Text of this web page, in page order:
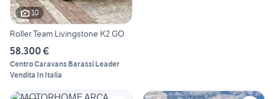
10
Roller Team Livingstone K2 GO
58.300 €
Centro Caravans Barassi Leader
Vendita In Italia